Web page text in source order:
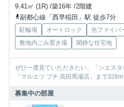
9.41㎡ (1R) /築16年 /2階建
副都心線「西早稲田」駅 徒歩7分
駐輪場 オートロック 光ファイバ
敷地内ごみ置き場
閑静な住宅地
ぜひ一度見ていただきたい、「シエス
「マルエツ プチ 高田馬場店」まで
募集中の部屋